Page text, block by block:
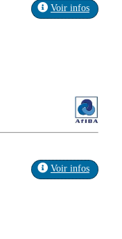
Voir infos
Voir infos